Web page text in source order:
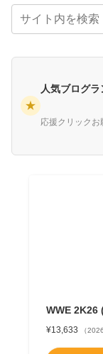
★
人気ブログ
応援クリックお
WWE 2K26
¥13,633 （